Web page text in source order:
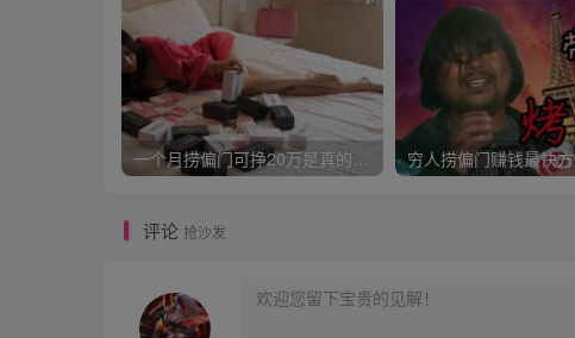
穷人捞偏门赚钱最快
评论 抢沙发